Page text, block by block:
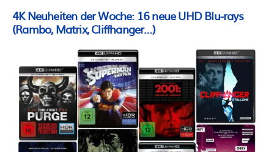
4K Neuheiten der Woche: 16 neue UHD Blu-rays
(Rambo, Matrix, Cliffhanger…)